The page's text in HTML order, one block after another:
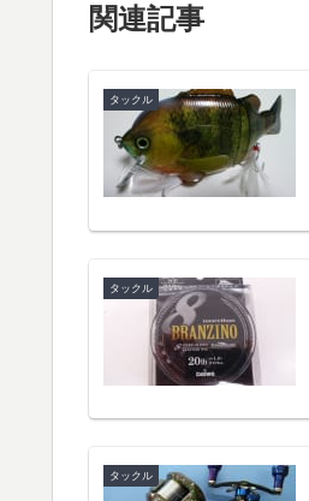
関連記事
タックル
タックル
タックル